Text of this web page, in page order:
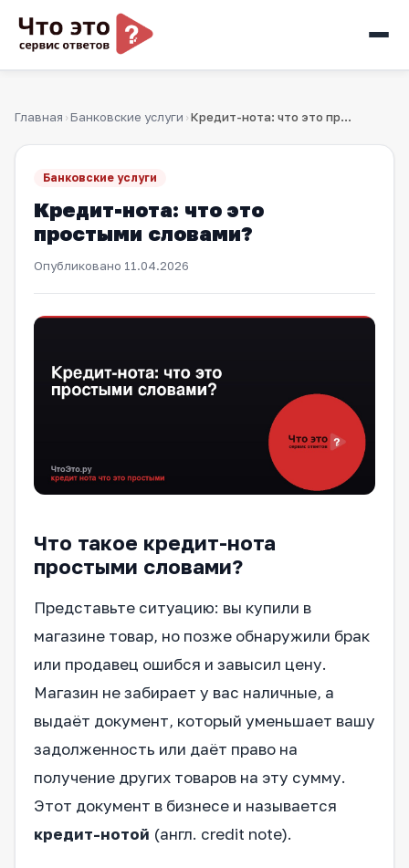
Главная › Банковские услуги › Кредит-нота: что это простыми словами?
Банковские услуги
Кредит-нота: что это
простыми словами?
Опубликовано 11.04.2026
Что такое кредит-нота
простыми словами?
Представьте ситуацию: вы купили в
магазине товар, но позже обнаружили брак
или продавец ошибся и завысил цену.
Магазин не забирает у вас наличные, а
выдаёт документ, который уменьшает вашу
задолженность или даёт право на
получение других товаров на эту сумму.
Этот документ в бизнесе и называется
кредит-нотой (англ. credit note).